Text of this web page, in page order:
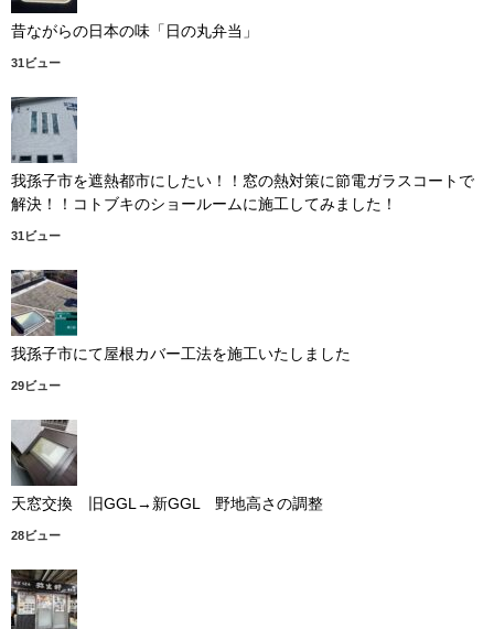
昔ながらの日本の味「日の丸弁当」
31ビュー
我孫子市を遮熱都市にしたい！！窓の熱対策に節電ガラスコートで
解決！！コトブキのショールームに施工してみました！
31ビュー
我孫子市にて屋根カバー工法を施工いたしました
29ビュー
天窓交換 旧GGL→新GGL 野地高さの調整
28ビュー